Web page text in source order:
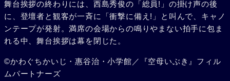
舞台挨拶の終わりには、西島秀俊の「総員!」の掛け声の後
に、登壇者と観客が一斉に「衝撃に備え!」と叫んで、キャノ
ンテープが発射。満席の会場からの鳴りやまない拍手に包ま
れる中、舞台挨拶は幕を閉じた。
©かわぐちかいじ・惠谷治・小学館／『空母いぶき』フィル
ムパートナーズ